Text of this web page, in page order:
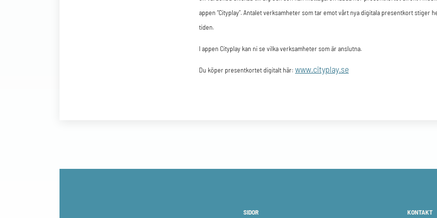
appen “Cityplay”. Antalet verksamheter som tar emot vårt nya digitala presentkort stiger
tiden.
I appen Cityplay kan ni se vilka verksamheter som är anslutna.
Du köper presentkortet digitalt här: www.cityplay.se
SIDOR KONTAKT